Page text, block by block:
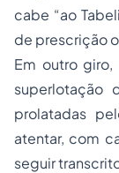
cabe “ao
de prescrição
Em outro
superlotação
prolatadas
atentar, com
seguir